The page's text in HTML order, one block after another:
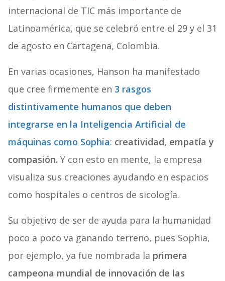
internacional de TIC más importante de
Latinoamérica, que se celebró entre el 29 y el 31
de agosto en Cartagena, Colombia.
En varias ocasiones, Hanson ha manifestado
que cree firmemente en 3 rasgos
distintivamente humanos que deben
integrarse en la Inteligencia Artificial de
máquinas como Sophia: creatividad, empatía y
compasión. Y con esto en mente, la empresa
visualiza sus creaciones ayudando en espacios
como hospitales o centros de sicologí­a.
Su objetivo de ser de ayuda para la humanidad
poco a poco va ganando terreno, pues Sophia,
por ejemplo, ya fue nombrada la primera
campeona mundial de innovación de las